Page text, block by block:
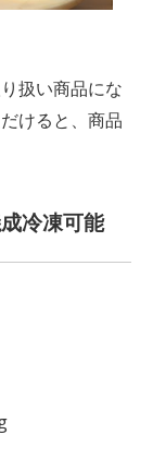
扱い商品にな
けると、商品
冷凍可能